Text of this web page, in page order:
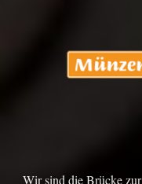
Wir sind die Brücke